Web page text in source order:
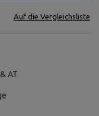
Auf die Vergleichsliste
AT